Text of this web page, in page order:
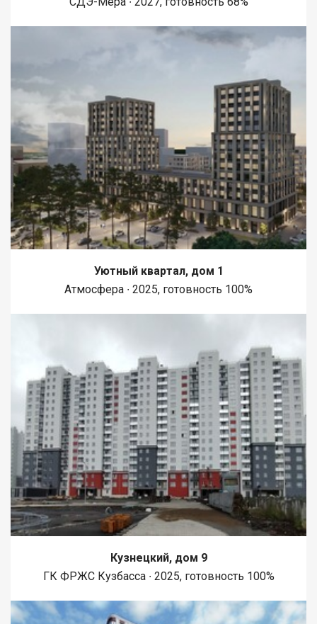
супермаркетов, аптек, кафе и ресторанов, что делает жизнь
недвижимость через АН Самолет ПЛЮС, Вы получаете: ю
Уютный квартал, дом 1
Атмосфера ∙ 2025, готовность 100%
Кузнецкий, дом 9
ГК ФРЖС Кузбасса ∙ 2025, готовность 100%